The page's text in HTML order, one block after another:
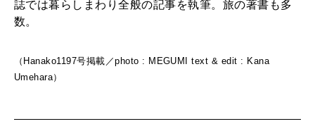
誌では暮らしまわり全般の記事を執筆。旅の著書も多
数。
（Hanako1197号掲載／photo : MEGUMI text & edit : Kana
Umehara）